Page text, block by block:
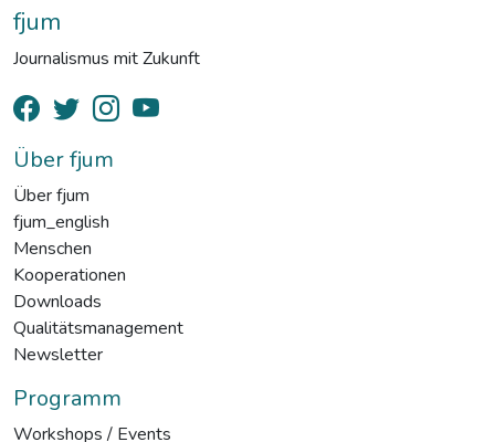
fjum
Journalismus mit Zukunft
Über fjum
Über fjum
fjum_english
Menschen
Kooperationen
Downloads
Qualitätsmanagement
Newsletter
Programm
Workshops / Events